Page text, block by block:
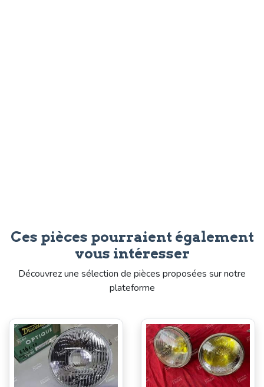
Ces pièces pourraient également
vous intéresser
Découvrez une sélection de pièces proposées sur notre
plateforme